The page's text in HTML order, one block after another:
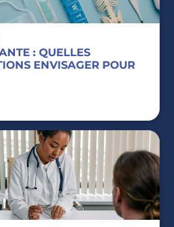
: QUELLES
ENVISAGER POUR